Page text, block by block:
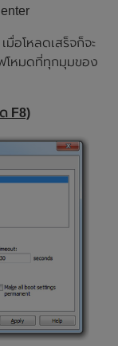
มื่อโหลดเสร็จก็จะ
ฟโหมดที่ทุกมุมของ
F8)